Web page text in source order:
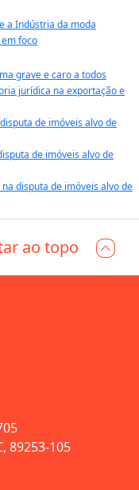
a Indústria da moda
foco
grave e caro a todos
jurídica na exportação e
de imóveis alvo de
de imóveis alvo de
disputa de imóveis alvo de
ao topo
89253-105